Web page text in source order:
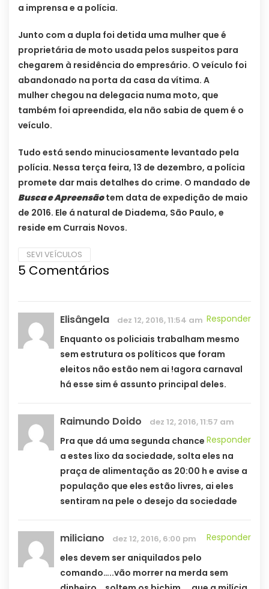
a imprensa e a polícia.
Junto com a dupla foi detida uma mulher que é
proprietária de moto usada pelos suspeitos para
chegarem à residência do empresário. O veículo foi
abandonado na porta da casa da vítima. A
mulher chegou na delegacia numa moto, que
também foi apreendida, ela não sabia de quem é o
veículo.
Tudo está sendo minuciosamente levantado pela
polícia. Nessa terça feira, 13 de dezembro, a polícia
promete dar mais detalhes do crime. O mandado de
Busca e Apreensãotem data de expedição de maio
de 2016. Ele á natural de Diadema, São Paulo, e
reside em Currais Novos.
SEVI VEÍCULOS
5 Comentários
Elisângela dez 12, 2016, 11:54 am Responder
Enquanto os policiais trabalham mesmo
sem estrutura os políticos que foram
eleitos não estão nem ai !agora carnaval
há esse sim é assunto principal deles.
Raimundo Doido dez 12, 2016, 11:57 am
Responder
Pra que dá uma segunda chance
a estes lixo da sociedade, solta eles na
praça de alimentação as 20:00 h e avise a
população que eles estão livres, ai eles
sentiram na pele o desejo da sociedade
miliciano dez 12, 2016, 6:00 pm
Responder
eles devem ser aniquilados pelo
comando…..vão morrer na merda sem